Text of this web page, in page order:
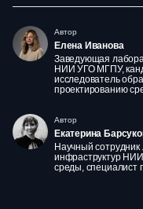
Автор
Елена Иванова
Заведующая
НИИ УГО МГПУ,
исследователь
проектированию
Автор
Екатерина
Научный
инфраструктур
среды, специалист